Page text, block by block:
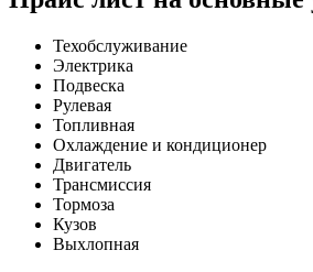
Техобслуживание
Электрика
Подвеска
Рулевая
Топливная
Охлаждение и кондиционер
Двигатель
Трансмиссия
Тормоза
Кузов
Выхлопная